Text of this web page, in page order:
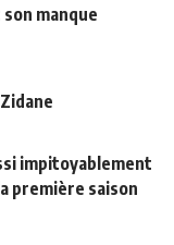
manque
impitoyablement
première saison